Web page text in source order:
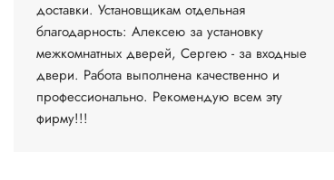
доставки. Установщикам отдельная
благодарность: Алексею за установку
межкомнатных дверей, Сергею - за входные
двери. Работа выполнена качественно и
профессионально. Рекомендую всем эту
фирму!!!